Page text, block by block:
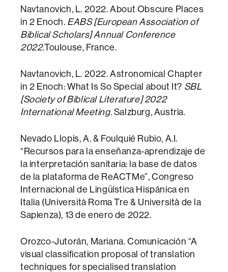
Navtanovich, L. 2022. About Obscure Places
in 2 Enoch. EABS [European Association of
Biblical Scholars] Annual Conference
2022.Toulouse, France.
Navtanovich, L. 2022. Astronomical Chapter
in 2 Enoch: What Is So Special about It? SBL
[Society of Biblical Literature] 2022
International Meeting.Salzburg, Austria.
Nevado Llopis, A. & Foulquié Rubio, A.I.
“Recursos para la enseñanza-aprendizaje de
la interpretación sanitaria: la base de datos
de la plataforma de ReACTMe”, Congreso
Internacional de Lingüística Hispánica en
Italia (Università Roma Tre & Università de la
Sapienza), 13 de enero de 2022.
Orozco-Jutorán, Mariana. Comunicación “A
visual classification proposal of translation
techniques for specialised translation